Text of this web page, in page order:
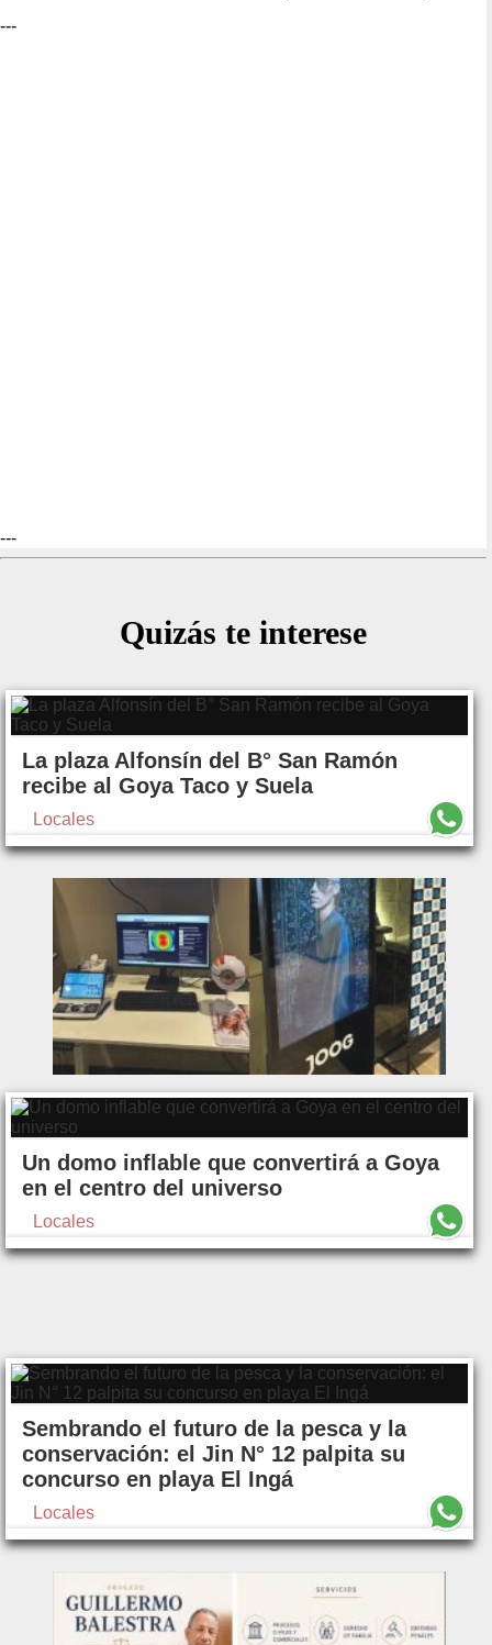
---
---
Quizás te interese
La plaza Alfonsín del B° San Ramón
recibe al Goya Taco y Suela
Locales
Un domo inflable que convertirá a Goya
en el centro del universo
Locales
Sembrando el futuro de la pesca y la
conservación: el Jin N° 12 palpita su
concurso en playa El Ingá
Locales